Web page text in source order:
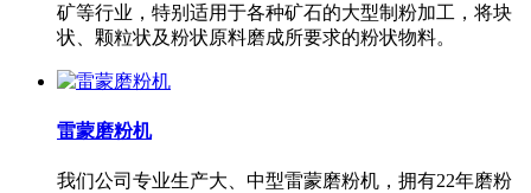
矿等行业，特别适用于各种矿石的大型制粉加工，将块
状、颗粒状及粉状原料磨成所要求的粉状物料。
雷蒙磨粉机
我们公司专业生产大、中型雷蒙磨粉机，拥有22年磨粉